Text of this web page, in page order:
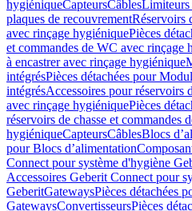
hygiéniqueCapteursCâblesLimiteurs
plaques de recouvrementRéservoirs
avec rinçage hygiéniquePièces
et commandes de WC avec rinçage
à encastrer avec rinçage hygiénique
intégrésPièces détachées pour
intégrésAccessoires pour réservoirs
avec rinçage hygiéniquePièces
réservoirs de chasse et commandes
hygiéniqueCapteursCâblesBlocs
pour Blocs d’alimentation
Connect pour système d'hygiène
Accessoires Geberit Connect pour
GeberitGatewaysPièces détachées
GatewaysConvertisseursPièces